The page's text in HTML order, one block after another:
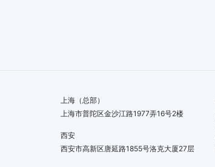
上海（总部）
上海市普陀区金沙江路1977弄16号2楼
西安
西安市高新区唐延路1855号洛克大厦27层